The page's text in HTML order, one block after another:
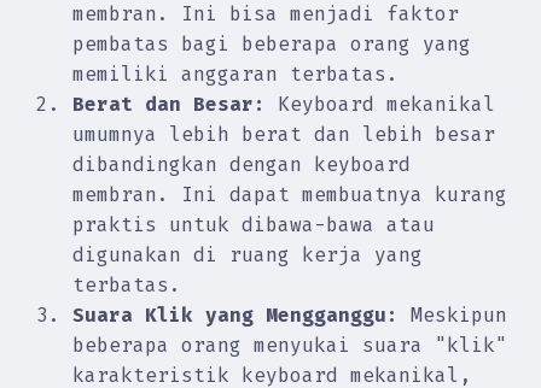
membran. Ini bisa menjadi faktor
pembatas bagi beberapa orang yang
memiliki anggaran terbatas.
Berat dan Besar:
Keyboard mekanikal
umumnya lebih berat dan lebih besar
dibandingkan dengan keyboard
membran. Ini dapat membuatnya kurang
praktis untuk dibawa-bawa atau
digunakan di ruang kerja yang
terbatas.
Suara Klik yang Mengganggu:
Meskipun
beberapa orang menyukai suara "klik"
karakteristik keyboard mekanikal,